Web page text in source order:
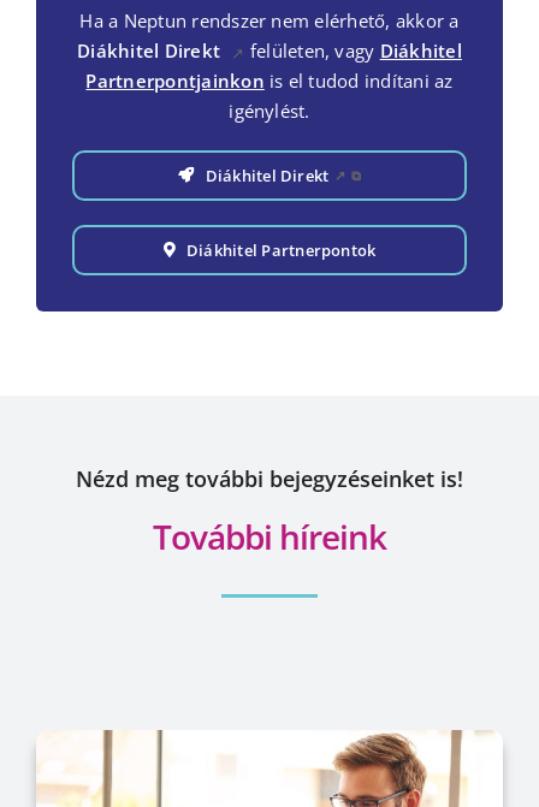
Ha a Neptun rendszer nem elérhető, akkor a
Diákhitel Direkt
↗ felületen, vagy Diákhitel
Partnerpontjainkon is el tudod indítani az
igénylést.
Diákhitel Direkt ↗ ⧉
Diákhitel Partnerpontok
Nézd meg további bejegyzéseinket is!
További híreink